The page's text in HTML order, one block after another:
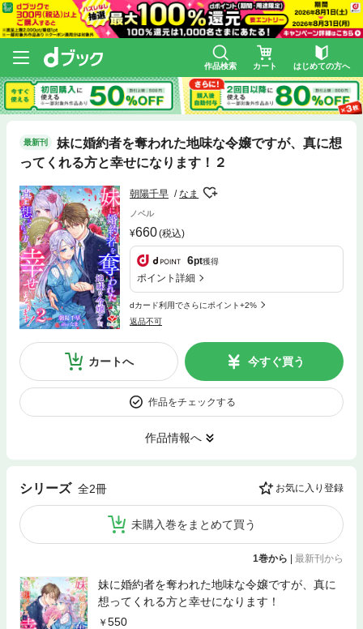
作品検索 カート はじめての方へ
最新刊
妹に婚約者を奪われた地味な令嬢ですが、真に想
ってくれる方と幸せになります！２
朝陽千早 なま
ノベル
660(税込)
6pt獲得
ポイント詳細
dカード利用でさらにポイント+2%
返品不可
カートへ 今すぐ買う
作品をチェックする
作品情報へ
シリーズ 全2冊 お気に入り登録
未購入巻をまとめて買う
1巻から | 最新刊から
妹に婚約者を奪われた地味な令嬢ですが、真に
想ってくれる方と幸せになります！
550